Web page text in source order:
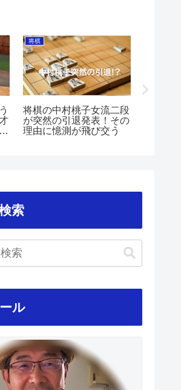
将棋
将棋の中村桃子女流二段
が突然の引退発表！その
理由に憶測が飛び交う
索
ル